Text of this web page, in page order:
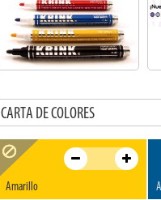
CARTA DE COLORES
Amarillo